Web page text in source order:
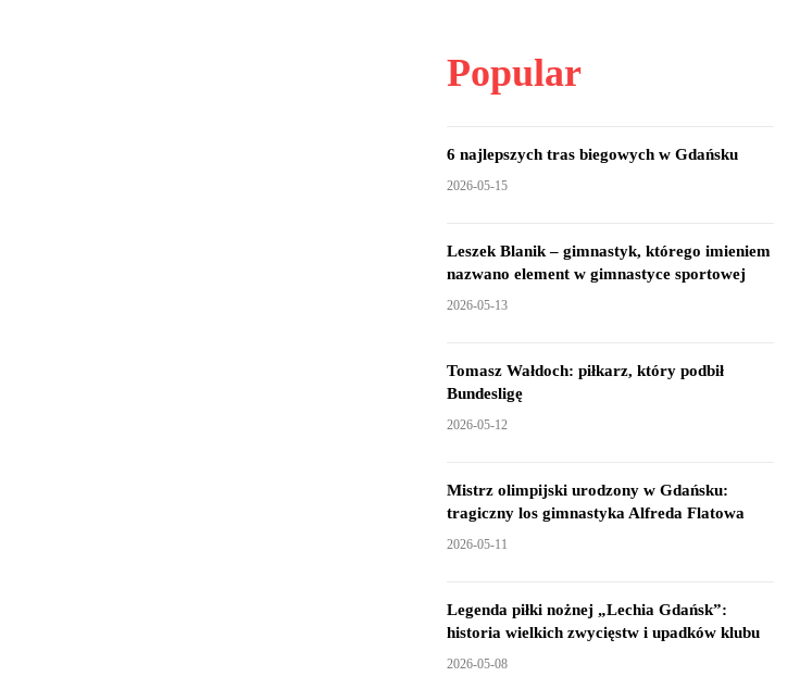
Popular
6 najlepszych tras biegowych w Gdańsku
2026-05-15
Leszek Blanik – gimnastyk, którego imieniem
nazwano element w gimnastyce sportowej
2026-05-13
Tomasz Wałdoch: piłkarz, który podbił
Bundesligę
2026-05-12
Mistrz olimpijski urodzony w Gdańsku:
tragiczny los gimnastyka Alfreda Flatowa
2026-05-11
Legenda piłki nożnej „Lechia Gdańsk”:
historia wielkich zwycięstw i upadków klubu
2026-05-08